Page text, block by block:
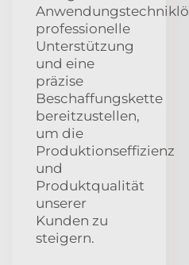
professionelle
Unterstützung
und eine
präzise
Beschaffungskette
bereitzustellen,
um die
Produktionseffizienz
und
Produktqualität
unserer
Kunden zu
steigern.